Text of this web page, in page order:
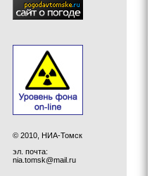
© 2010, НИА-Томск
эл. почта:
nia.tomsk@mail.ru